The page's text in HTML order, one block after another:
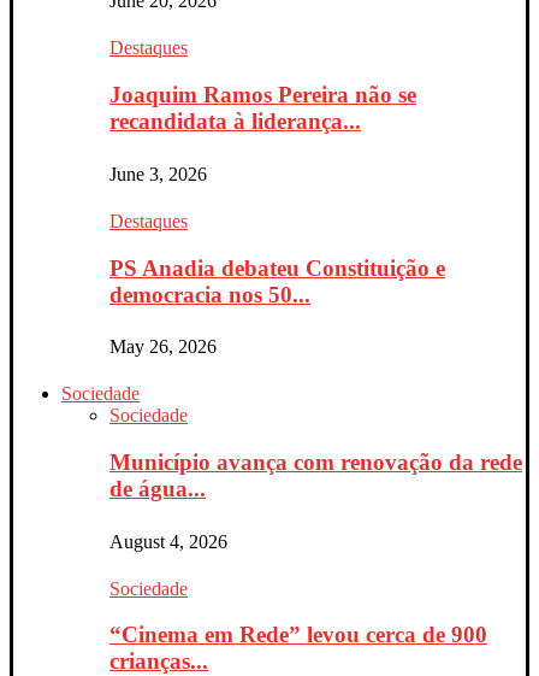
Destaques
Joaquim Ramos Pereira não se
recandidata à liderança...
June 3, 2026
Destaques
PS Anadia debateu Constituição e
democracia nos 50...
May 26, 2026
Sociedade
Sociedade
Município avança com renovação da rede
de água...
August 4, 2026
Sociedade
“Cinema em Rede” levou cerca de 900
crianças...